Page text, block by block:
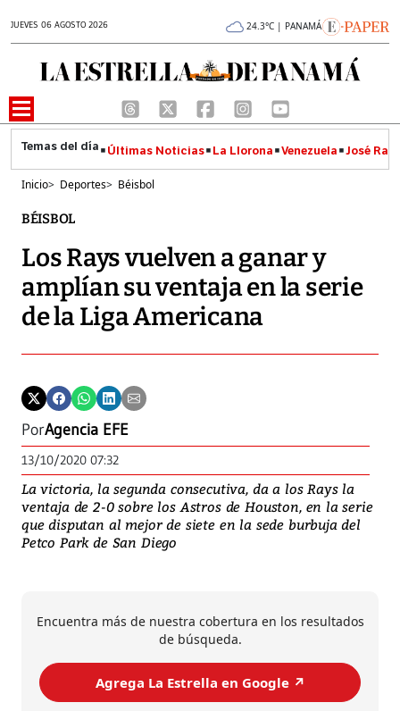
JUEVES 06 AGOSTO 2026 24.3°C | PANAMÁ
Últimas Noticias La Llorona Venezuela José
Inicio> Deportes> Béisbol
BÉISBOL
Los Rays vuelven a ganar y
amplían su ventaja en la serie
de la Liga Americana
PorAgencia EFE
13/10/2020 07:32
La victoria, la segunda consecutiva, da a los Rays la
ventaja de 2-0 sobre los Astros de Houston, en la serie
que disputan al mejor de siete en la sede burbuja del
Petco Park de San Diego
Encuentra más de nuestra cobertura en los resultados
de búsqueda.
Agrega La Estrella en Google ↗️